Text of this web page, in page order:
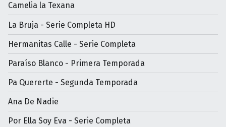
Camelia la Texana
La Bruja - Serie Completa HD
Hermanitas Calle - Serie Completa
Paraíso Blanco - Primera Temporada
Pa Quererte - Segunda Temporada
Ana De Nadie
Por Ella Soy Eva - Serie Completa